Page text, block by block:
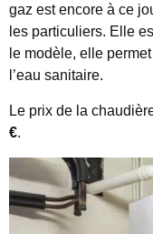
gaz est encore à ce
les particuliers. Elle
le modèle, elle
l’eau sanitaire.
Le prix de la
€.